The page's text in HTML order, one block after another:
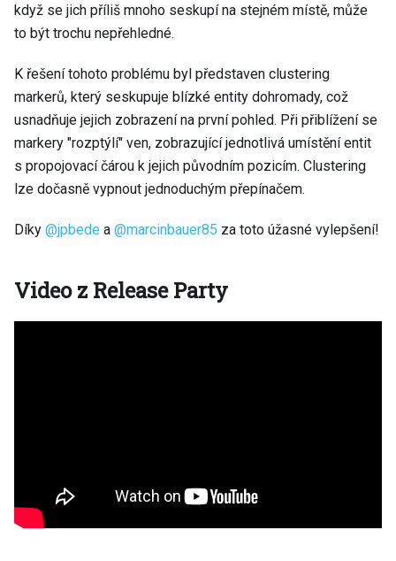
když se jich příliš mnoho seskupí na stejném místě, může
to být trochu nepřehledné.
K řešení tohoto problému byl představen clustering
markerů, který seskupuje blízké entity dohromady, což
usnadňuje jejich zobrazení na první pohled. Při přiblížení se
markery "rozptýlí" ven, zobrazující jednotlivá umístění entit
s propojovací čárou k jejich původním pozicím. Clustering
lze dočasně vypnout jednoduchým přepínačem.
Díky @jpbede a @marcinbauer85 za toto úžasné vylepšení!
Video z Release Party